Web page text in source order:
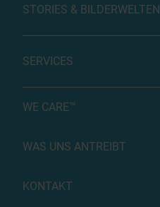
STORIES & BILDERWELTEN
SERVICES
WE CARE™
WAS UNS ANTREIBT
KONTAKT